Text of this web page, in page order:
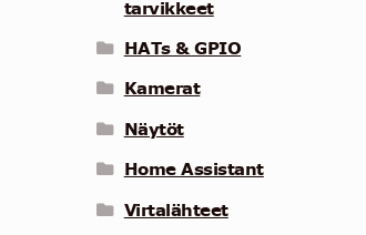
tarvikkeet
HATs & GPIO
Kamerat
Näytöt
Home Assistant
Virtalähteet